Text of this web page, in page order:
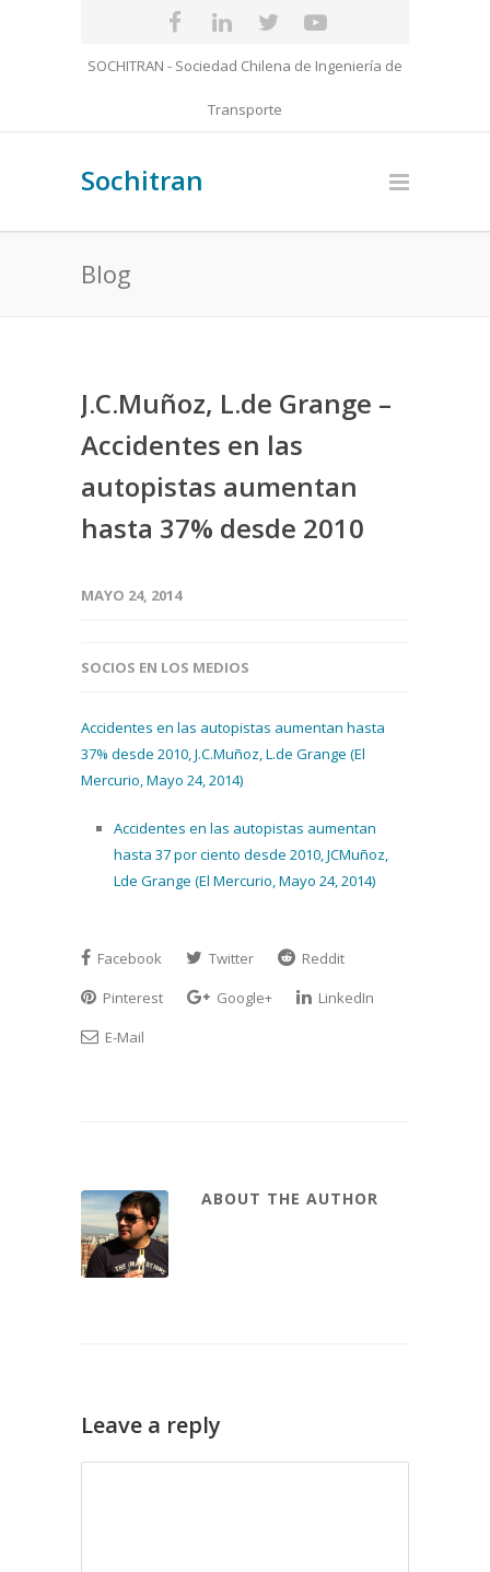
SOCHITRAN - Sociedad Chilena de Ingeniería de
Transporte
Sochitran
Blog
J.C.Muñoz, L.de Grange –
Accidentes en las
autopistas aumentan
hasta 37% desde 2010
MAYO 24, 2014
SOCIOS EN LOS MEDIOS
Accidentes en las autopistas aumentan hasta
37% desde 2010, J.C.Muñoz, L.de Grange (El
Mercurio, Mayo 24, 2014)
Accidentes en las autopistas aumentan
hasta 37 por ciento desde 2010, JCMuñoz,
Lde Grange (El Mercurio, Mayo 24, 2014)
Facebook Twitter
Reddit
Pinterest
Google+
LinkedIn
E-Mail
ABOUT THE AUTHOR
Leave a reply